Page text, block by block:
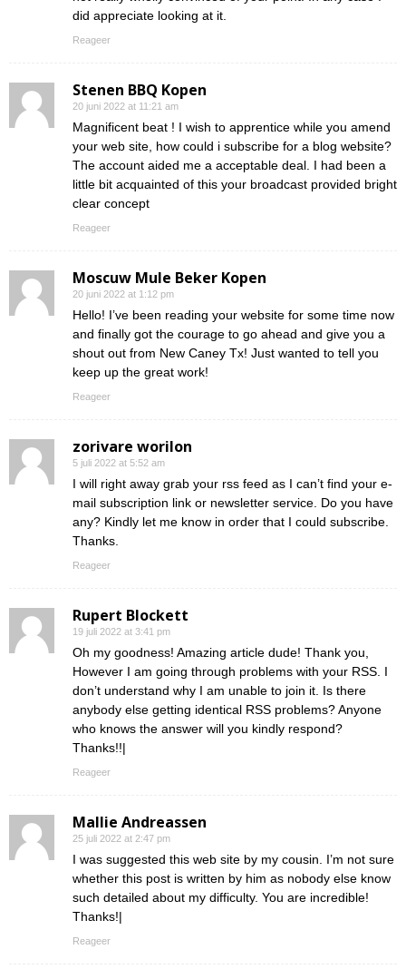
did appreciate looking at it.
Reageer
Stenen BBQ Kopen
20 juni 2022 at 11:21 am
Magnificent beat ! I wish to apprentice while you amend
your web site, how could i subscribe for a blog website?
The account aided me a acceptable deal. I had been a
little bit acquainted of this your broadcast provided bright
clear concept
Reageer
Moscuw Mule Beker Kopen
20 juni 2022 at 1:12 pm
Hello! I’ve been reading your website for some time now
and finally got the courage to go ahead and give you a
shout out from New Caney Tx! Just wanted to tell you
keep up the great work!
Reageer
zorivare worilon
5 juli 2022 at 5:52 am
I will right away grab your rss feed as I can’t find your e-
mail subscription link or newsletter service. Do you have
any? Kindly let me know in order that I could subscribe.
Thanks.
Reageer
Rupert Blockett
19 juli 2022 at 3:41 pm
Oh my goodness! Amazing article dude! Thank you,
However I am going through problems with your RSS. I
don’t understand why I am unable to join it. Is there
anybody else getting identical RSS problems? Anyone
who knows the answer will you kindly respond?
Thanks!!|
Reageer
Mallie Andreassen
25 juli 2022 at 2:47 pm
I was suggested this web site by my cousin. I’m not sure
whether this post is written by him as nobody else know
such detailed about my difficulty. You are incredible!
Thanks!|
Reageer